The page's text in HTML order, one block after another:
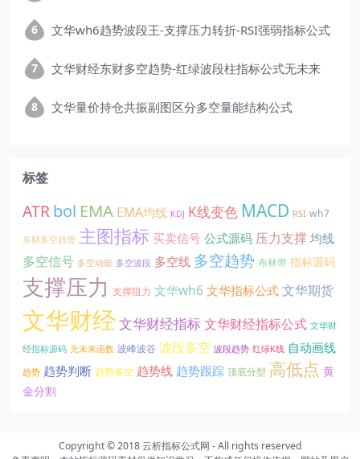
文华wh6趋势波段王-支撑压力转折-RSI强弱指标公式
文华财经东财多空趋势-红绿波段柱指标公式无未来
文华量价持仓共振副图区分多空量能结构公式
标签
ATRbol EMA EMA均线 KDJ K线变色 MACD RSI wh7
东财多空趋势 主图指标 买卖信号公式源码 压力支撑 均线
多空信号 多空动能 多空波段 多空线 多空趋势 布林带 指标源码
支撑压力 支撑阻力 文华wh6 文华指标公式文华期货
文华财经文华财经指标文华财经指标公式 文华财
经指标源码 无未来函数 波峰波谷 波段多空 波段趋势 红绿K线 自动画线
趋势 趋势判断 趋势多空 趋势线 趋势跟踪 顶底分型 高低点 黄
金分割
Copyright © 2018云析指标公式网 - All rights reserved